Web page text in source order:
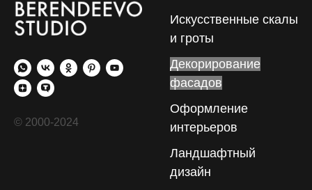
© 2000-2024
Искусственные скалы
и гроты
Декорирование
фасадов
Оформление
интерьеров
Ландшафтный
дизайн